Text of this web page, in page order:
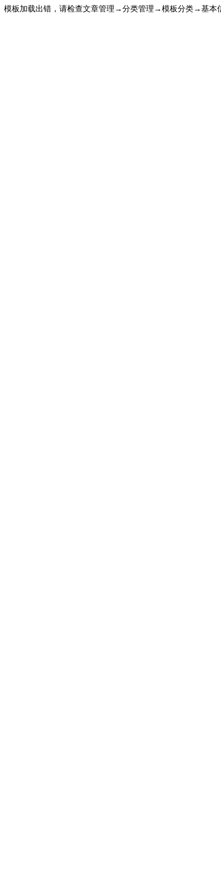
模板加载出错，请检查文章管理→分类管理→模板分类→基本